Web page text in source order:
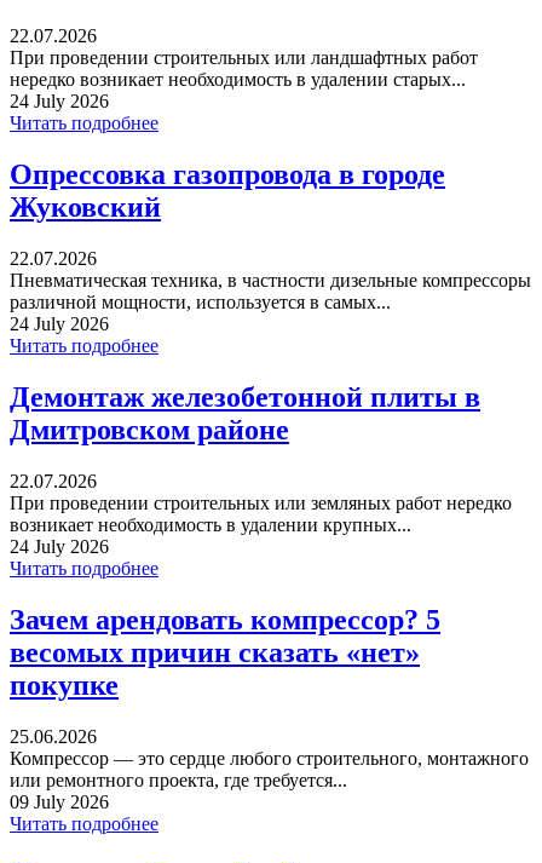
22.07.2026
При проведении строительных или ландшафтных работ
нередко возникает необходимость в удалении старых...
24 July 2026
Читать подробнее
Опрессовка газопровода в городе
Жуковский
22.07.2026
Пневматическая техника, в частности дизельные компрессоры
различной мощности, используется в самых...
24 July 2026
Читать подробнее
Демонтаж железобетонной плиты в
Дмитровском районе
22.07.2026
При проведении строительных или земляных работ нередко
возникает необходимость в удалении крупных...
24 July 2026
Читать подробнее
Зачем арендовать компрессор? 5
весомых причин сказать «нет»
покупке
25.06.2026
Компрессор — это сердце любого строительного, монтажного
или ремонтного проекта, где требуется...
09 July 2026
Читать подробнее